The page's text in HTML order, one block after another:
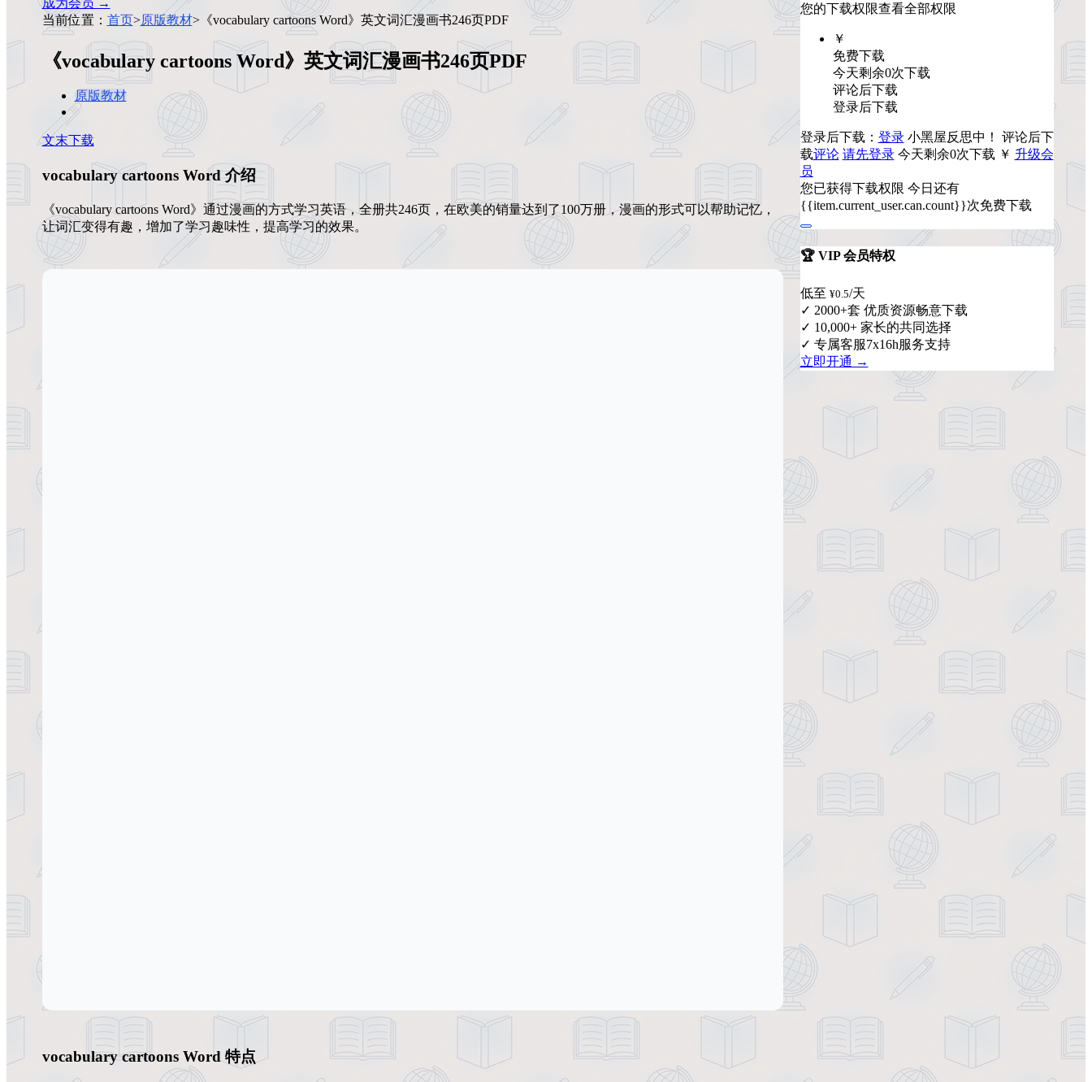
成为会员 →
当前位置： 首页>原版教材>《vocabulary cartoons Word》英文词汇漫画书246页PDF
《vocabulary cartoons Word》英文词汇漫画书246页PDF
原版教材
文末下载
vocabulary cartoons Word 介绍
《vocabulary cartoons Word》通过漫画的方式学习英语，全册共246页，在欧美的销量达到了100万册，漫画的形式可以帮助记忆，
让词汇变得有趣，增加了学习趣味性，提高学习的效果。
vocabulary cartoons Word 特点
您的下载权限查看全部权限
￥
免费下载
今天剩余0次下载
评论后下载
登录后下载
登录后下载： 登录 小黑屋反思中！ 评论后下
载评论 请先登录 今天剩余0次下载 ￥ 升级会
员
您已获得下载权限 今日还有
{{item.current_user.can.count}}次免费下载
🏆 VIP 会员特权
低至 ¥0.5/天
✓ 2000+套 优质资源畅意下载
✓ 10,000+ 家长的共同选择
✓ 专属客服7x16h服务支持
立即开通 →